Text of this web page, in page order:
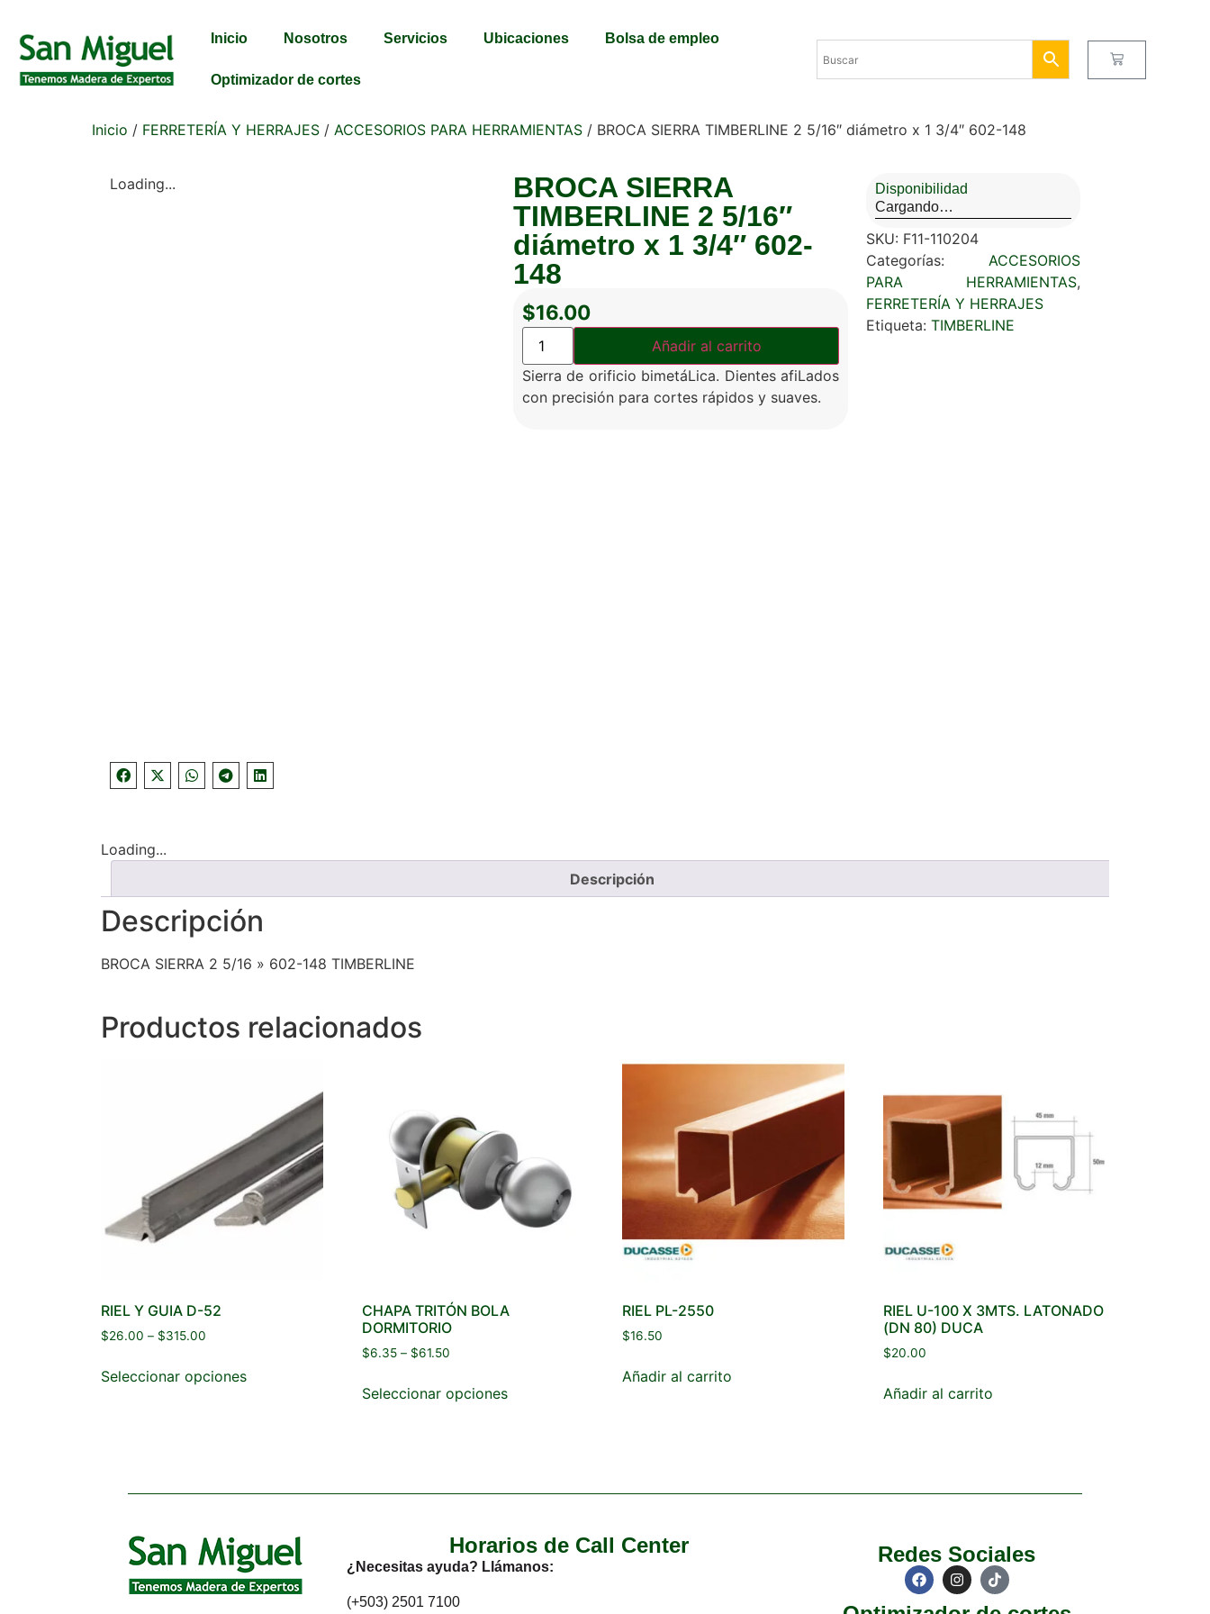
Inicio Nosotros Servicios Ubicaciones Bolsa de empleo
Optimizador de cortes
Inicio / FERRETERÍA Y HERRAJES / ACCESORIOS PARA HERRAMIENTAS / BROCA SIERRA TIMBERLINE 2 5/16″ diámetro x 1 3/4″ 602-148
Loading...
BROCA SIERRA
TIMBERLINE 2 5/16″
diámetro x 1 3/4″ 602-
148
$16.00
Añadir al carrito
Sierra de orificio bimetáLica. Dientes afiLados
con precisión para cortes rápidos y suaves.
Disponibilidad
Cargando…
SKU: F11-110204
Categorías: ACCESORIOS
PARA HERRAMIENTAS,
FERRETERÍA Y HERRAJES
Etiqueta: TIMBERLINE
Loading...
Descripción
Descripción
BROCA SIERRA 2 5/16 » 602-148 TIMBERLINE
Productos relacionados
RIEL Y GUIA D-52
$26.00 – $315.00
Seleccionar opciones
CHAPA TRITÓN BOLA
DORMITORIO
$6.35– $61.50
Seleccionar opciones
RIEL PL-2550
$16.50
Añadir al carrito
RIEL U-100 X 3MTS. LATONADO
(DN 80) DUCA
$20.00
Añadir al carrito
Horarios de Call Center
¿Necesitas ayuda? Llámanos:
(+503) 2501 7100
Redes Sociales